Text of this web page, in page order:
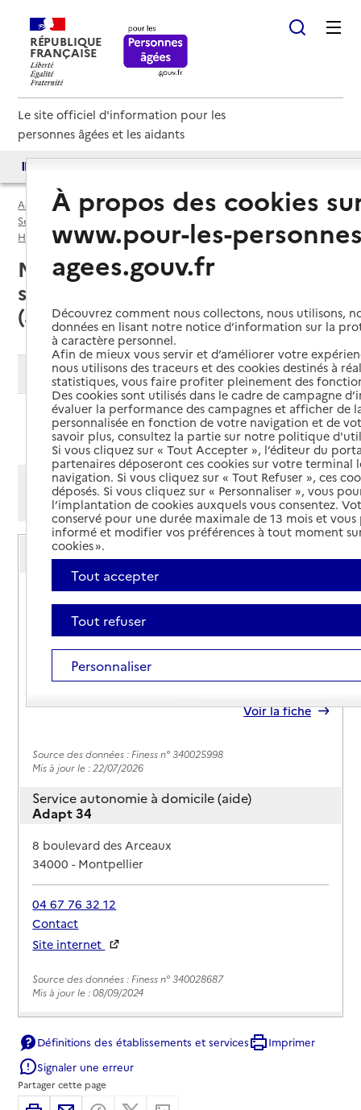
RÉPUBLIQUE
FRANÇAISE
Le site officiel d'information pour les
personnes âgées et les aidants
Accueil
Espace annuaire
Services autonomie à domicile (aide) par département
Hérault (34)
Service autonomie à domicile (aide)
Montpellier (34000) : liste des 30
services autonomie à domicile
(aide)
Modifier ma recherche
Ajouter cette recherche aux favoris
Afficher les résultats par:
Mode liste
Mode carte
Service autonomie à domicile (aide)
3AP
Adresse
47 rue du Moulin de Sémalen
34000-Montpellier
04 99 41 46 46
Contact
Rapport HAS
Voir la fiche
Source des données : Finess n° 340025998
Mis à jour le : 22/07/2026
Service autonomie à domicile (aide)
Adapt 34
Adresse
8 boulevard des Arceaux
34000-Montpellier
04 67 76 32 12
Contact
Site internet
Source des données : Finess n° 340028687
Mis à jour le : 08/09/2024
Service autonomie à domicile (aide)
ADMR
Adresse
2 place du Millénaire
34000-Montpellier
Définitions des établissements et services
Imprimer
Signaler une erreur
Partager cette page
À propos des cookies
www.pour-les-
agees.gouv.fr
Découvrez comment nous collectons, nous utilisons,
données en lisant notre notice d’information sur la
à caractère personnel.
Afin de mieux vous servir et d’améliorer votre
nous utilisons des traceurs et des cookies destinés à
statistiques, vous faire profiter pleinement des
Des cookies sont utilisés dans le cadre de campagne
évaluer la performance des campagnes et afficher de
personnalisée en fonction de votre navigation et de
savoir plus, consultez la partie sur notre politique
Si vous cliquez sur « Tout Accepter », l’éditeur du
partenaires déposeront ces cookies sur votre terminal
navigation. Si vous cliquez sur « Tout Refuser », ces
déposés. Si vous cliquez sur « Personnaliser », vous
l’implantation de cookies auxquels vous consentez.
conservé pour une durée maximale de 13 mois et
informé et modifier vos préférences à tout moment
cookies ».
Tout accepter
Tout refuser
Personnaliser